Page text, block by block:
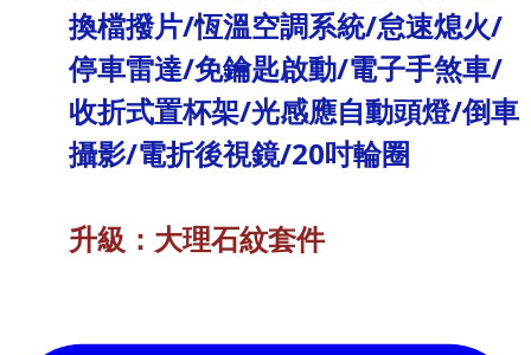
換檔撥片/恆溫空調系統/怠速熄火/
停車雷達/免鑰匙啟動/電子手煞車/
收折式置杯架/光感應自動頭燈/倒車
攝影/電折後視鏡/20吋輪圈
升級：大理石紋套件